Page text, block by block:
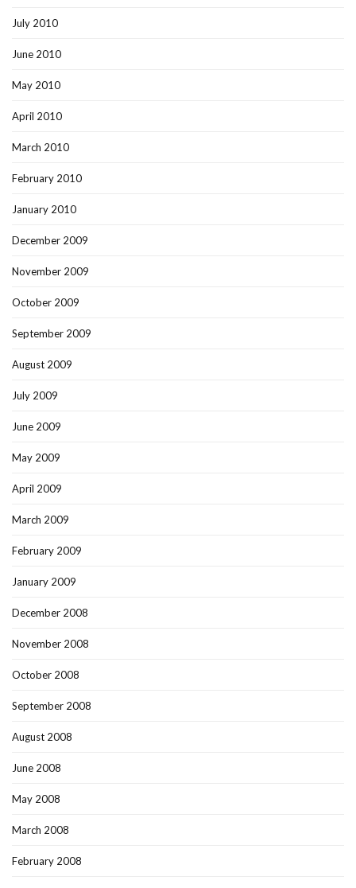
July 2010
June 2010
May 2010
April 2010
March 2010
February 2010
January 2010
December 2009
November 2009
October 2009
September 2009
August 2009
July 2009
June 2009
May 2009
April 2009
March 2009
February 2009
January 2009
December 2008
November 2008
October 2008
September 2008
August 2008
June 2008
May 2008
March 2008
February 2008